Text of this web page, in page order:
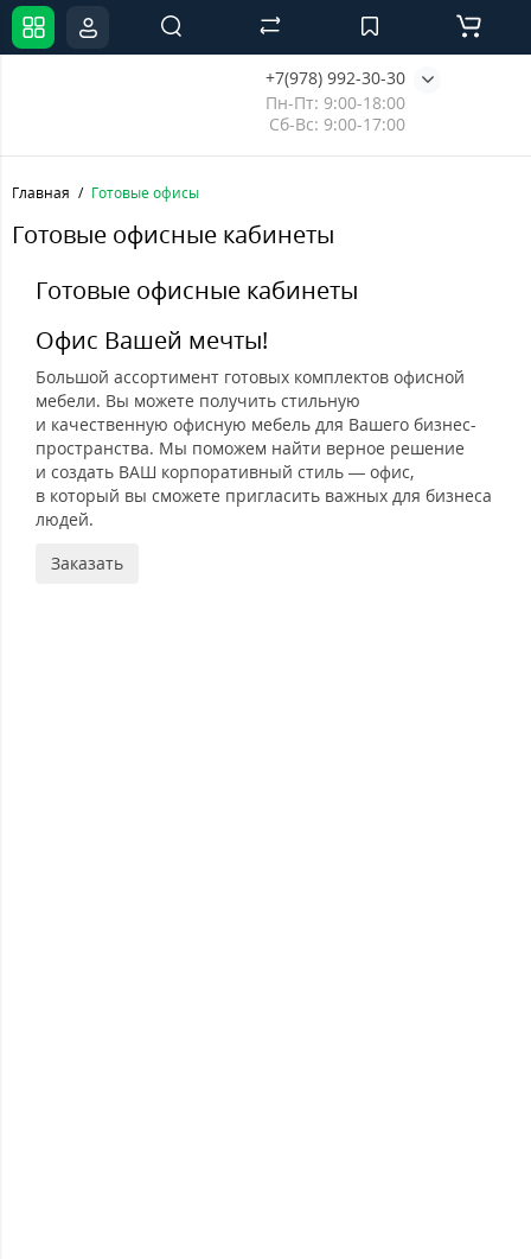
+7(978) 992-30-30
Пн-Пт: 9:00-18:00
Сб-Вс: 9:00-17:00
Главная Готовые офисы
Готовые офисные кабинеты
Готовые офисные кабинеты
Офис Вашей мечты!
Большой ассортимент готовых комплектов офисной
мебели. Вы можете получить стильную
и качественную офисную мебель для Вашего бизнес-
пространства. Мы поможем найти верное решение
и создать ВАШ корпоративный стиль — офис,
в который вы сможете пригласить важных для бизнеса
людей.
Заказать